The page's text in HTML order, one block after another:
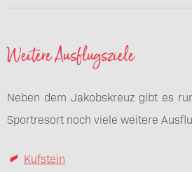
Weitere Ausflugsziele
Neben dem Jakobskreuz gibt es
Sportresort noch viele weitere
Kufstein